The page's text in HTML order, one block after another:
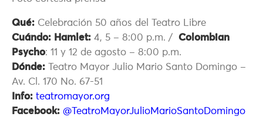
Qué: Celebración 50 años del Teatro Libre
Cuándo: Hamlet: 4, 5 – 8:00 p.m. / Colombian
Psycho: 11 y 12 de agosto – 8:00 p.m.
Dónde: Teatro Mayor Julio Mario Santo Domingo –
Av. Cl. 170 No. 67-51
Info: teatromayor.org
Facebook: @TeatroMayorJulioMarioSantoDomingo